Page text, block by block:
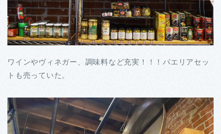
ワインやヴィネガー、調味料など充実！！！パエリアセッ
トも売っていた。